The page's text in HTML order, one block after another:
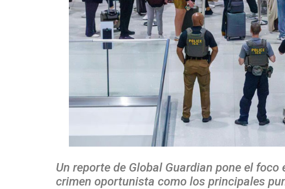
Un reporte de Global Guardian pone el
crimen oportunista como los principales